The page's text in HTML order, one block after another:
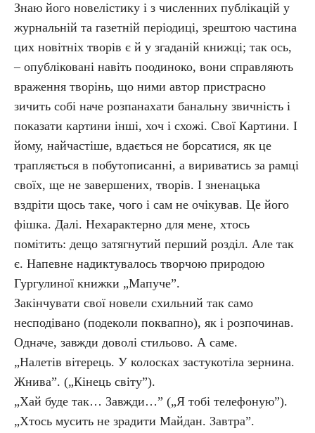
Знаю його новелістику і з численних публікацій у
журнальній та газетній періодиці, зрештою частина
цих новітніх творів є й у згаданій книжці; так ось,
– опубліковані навіть поодиноко, вони справляють
враження творінь, що ними автор пристрасно
зичить собі наче розпанахати банальну звичність і
показати картини інші, хоч і схожі. Свої Картини. І
йому, найчастіше, вдається не борсатися, як це
трапляється в побутописанні, а вириватись за рамці
своїх, ще не завершених, творів. І зненацька
вздріти щось таке, чого і сам не очікував. Це його
фішка. Далі. Нехарактерно для мене, хтось
помітить: дещо затягнутий перший розділ. Але так
є. Напевне надиктувалось творчою природою
Гургулиної книжки „Мапуче”.
Закінчувати свої новели схильний так само
несподівано (подеколи поквапно), як і розпочинав.
Одначе, завжди доволі стильово. А саме.
„Налетів вітерець. У колосках застукотіла зернина.
Жнива”. („Кінець світу”).
„Хай буде так… Завжди…” („Я тобі телефоную”).
„Хтось мусить не зрадити Майдан. Завтра”.